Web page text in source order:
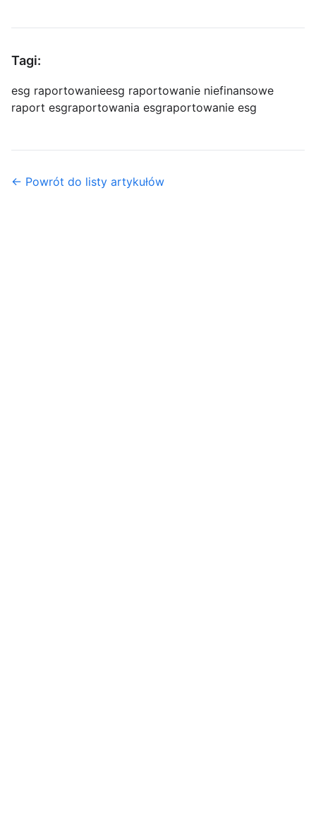
Tagi:
esg raportowanieesg raportowanie niefinansowe
raport esgraportowania esgraportowanie esg
← Powrót do listy artykułów